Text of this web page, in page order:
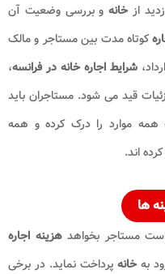
ازخانه و بررسی وضعیت آن
کوتاه مدت بین مستاجر و مالک
شرایط اجاره خانه در فرانسه،
قید می شود. مستاجران باید
همه موارد را درک کرده و همه
اند.
ها
است مستاجر بخواهدهزینه اجاره
بهخانه پرداخت نماید. در برخی